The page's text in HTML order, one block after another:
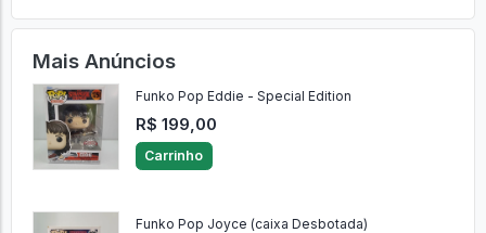
Mais Anúncios
Funko Pop Eddie - Special Edition
R$ 199,00
Carrinho
Funko Pop Joyce (caixa Desbotada)